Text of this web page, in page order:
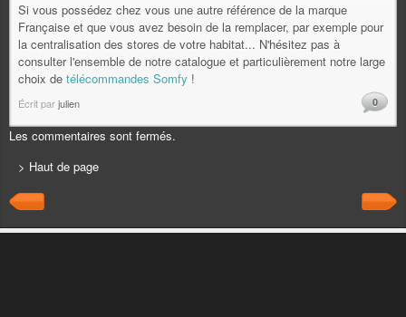
Si vous possédez chez vous une autre référence de la marque
Française et que vous avez besoin de la remplacer, par exemple pour
la centralisation des stores de votre habitat... N'hésitez pas à
consulter l'ensemble de notre catalogue et particulièrement notre large
choix de télécommandes Somfy !
Écrit parjulien 0
Les commentaires sont fermés.
> Haut de page